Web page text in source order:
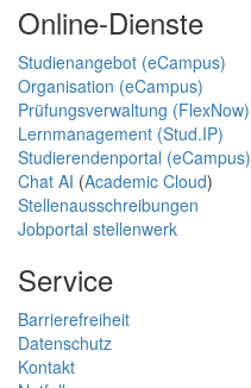
Online-Dienste
Studienangebot (eCampus)
Organisation (eCampus)
Prüfungsverwaltung (FlexNow)
Lernmanagement (Stud.IP)
Studierendenportal (eCampus)
Chat AI (Academic Cloud)
Stellenausschreibungen
Jobportal stellenwerk
Service
Barrierefreiheit
Datenschutz
Kontakt